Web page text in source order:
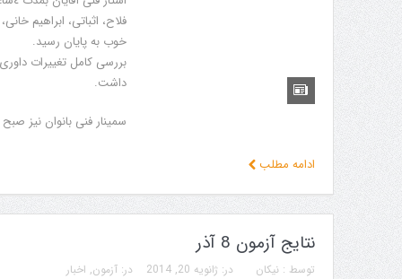
فلاح، اثباتى، ابراهيم
خوب به پايان رسيد.
بررسى كامل تغيیرات
داشت.
سمينار فنى بانوان نيز
ادامه مطلب
نتایج آزمون 8 آذر
توسط :نیکان در: ژانویه 20, 2014 در:آزمون, اخبار